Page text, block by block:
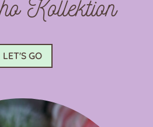
gewählt
werden
Kollektion
LET'S GO